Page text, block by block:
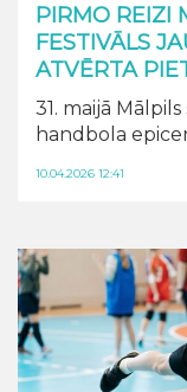
PIRMO REIZI
FESTIVĀLS
ATVĒRTA
31. maijā
handbola
10.04.2026 12:41